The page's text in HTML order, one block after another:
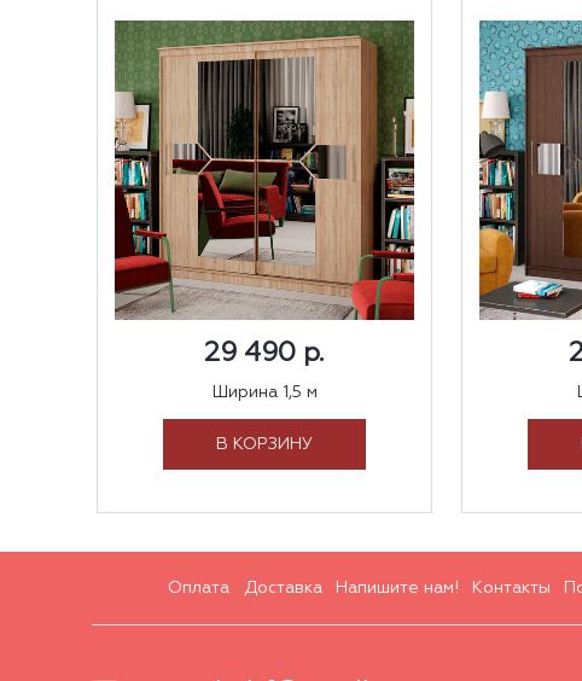
29 490 р.
Ширина 1,5 м
В КОРЗИНУ
Оплата Доставка Напишите нам! Контакты